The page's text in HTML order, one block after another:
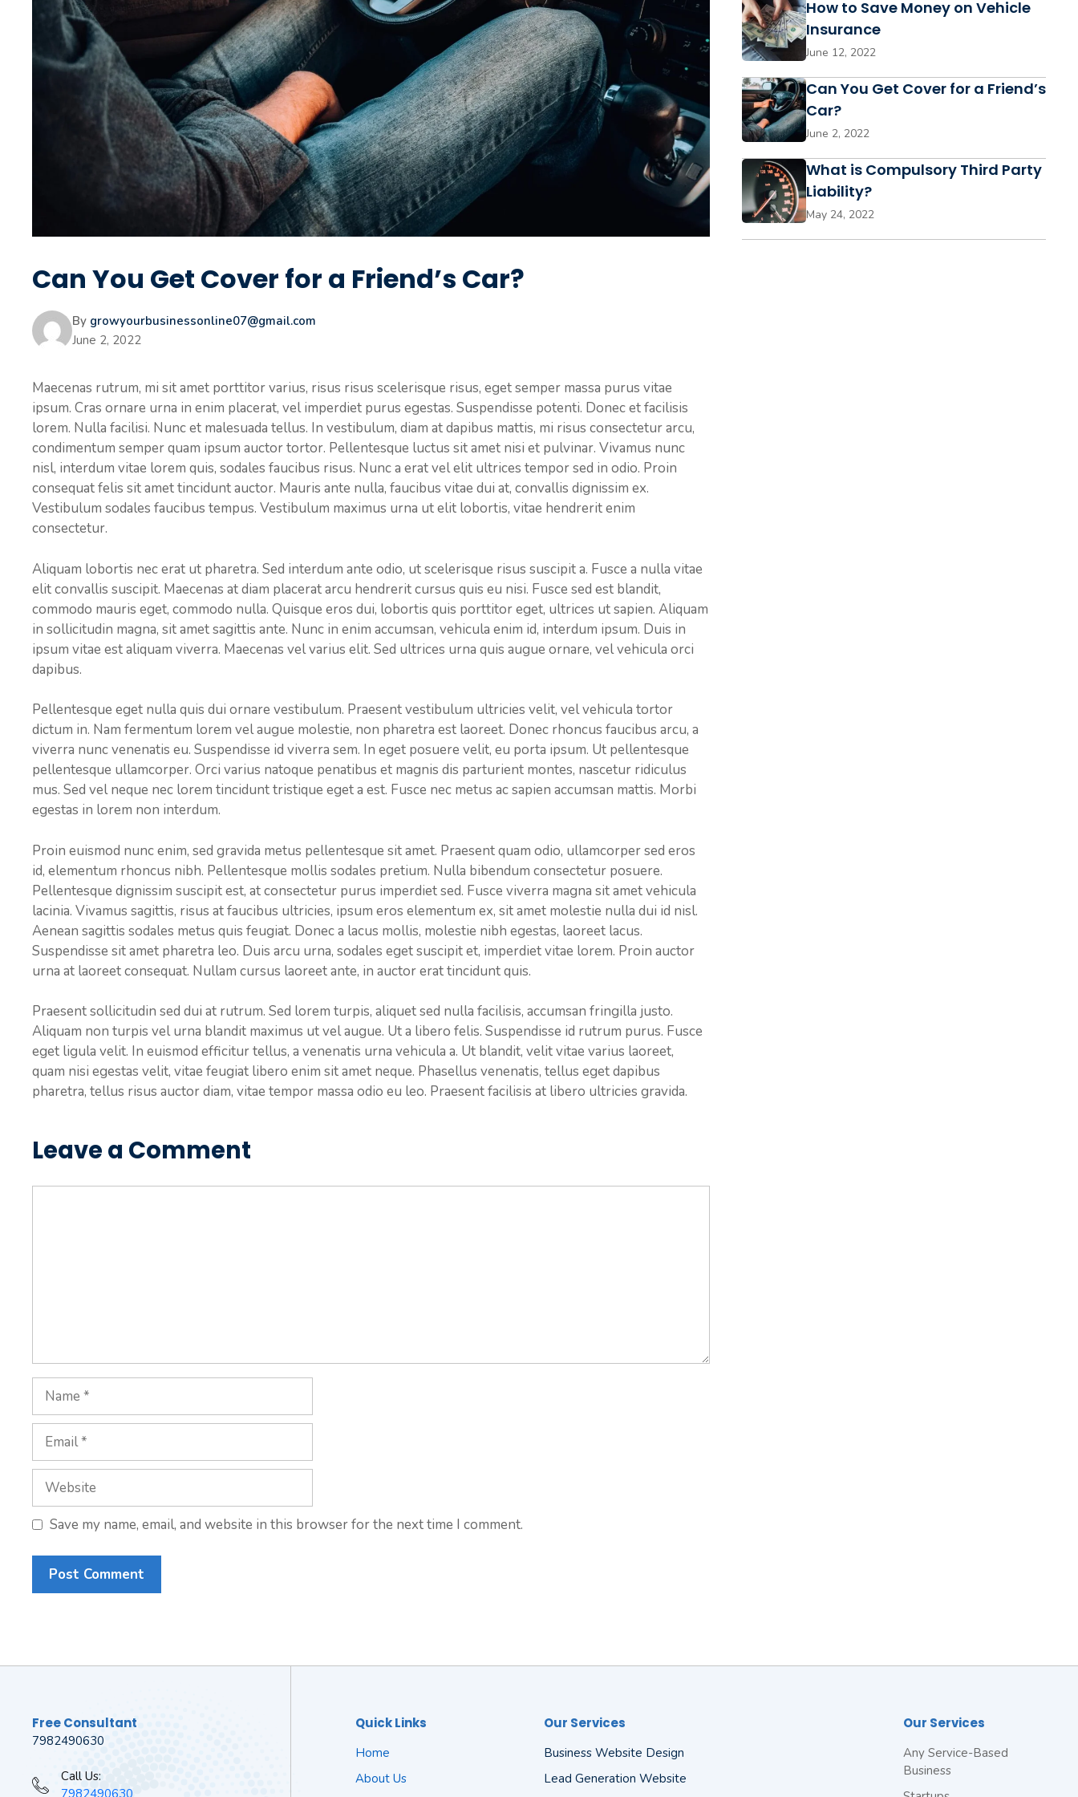
Can You Get Cover for a Friend’s Car?
By growyourbusinessonline07@gmail.com
June 2, 2022
Maecenas rutrum, mi sit amet porttitor varius, risus risus scelerisque risus, eget semper massa purus vitae
ipsum. Cras ornare urna in enim placerat, vel imperdiet purus egestas. Suspendisse potenti. Donec et facilisis
lorem. Nulla facilisi. Nunc et malesuada tellus. In vestibulum, diam at dapibus mattis, mi risus consectetur arcu,
condimentum semper quam ipsum auctor tortor. Pellentesque luctus sit amet nisi et pulvinar. Vivamus nunc
nisl, interdum vitae lorem quis, sodales faucibus risus. Nunc a erat vel elit ultrices tempor sed in odio. Proin
consequat felis sit amet tincidunt auctor. Mauris ante nulla, faucibus vitae dui at, convallis dignissim ex.
Vestibulum sodales faucibus tempus. Vestibulum maximus urna ut elit lobortis, vitae hendrerit enim
consectetur.
Aliquam lobortis nec erat ut pharetra. Sed interdum ante odio, ut scelerisque risus suscipit a. Fusce a nulla vitae
elit convallis suscipit. Maecenas at diam placerat arcu hendrerit cursus quis eu nisi. Fusce sed est blandit,
commodo mauris eget, commodo nulla. Quisque eros dui, lobortis quis porttitor eget, ultrices ut sapien. Aliquam
in sollicitudin magna, sit amet sagittis ante. Nunc in enim accumsan, vehicula enim id, interdum ipsum. Duis in
ipsum vitae est aliquam viverra. Maecenas vel varius elit. Sed ultrices urna quis augue ornare, vel vehicula orci
dapibus.
Pellentesque eget nulla quis dui ornare vestibulum. Praesent vestibulum ultricies velit, vel vehicula tortor
dictum in. Nam fermentum lorem vel augue molestie, non pharetra est laoreet. Donec rhoncus faucibus arcu, a
viverra nunc venenatis eu. Suspendisse id viverra sem. In eget posuere velit, eu porta ipsum. Ut pellentesque
pellentesque ullamcorper. Orci varius natoque penatibus et magnis dis parturient montes, nascetur ridiculus
mus. Sed vel neque nec lorem tincidunt tristique eget a est. Fusce nec metus ac sapien accumsan mattis. Morbi
egestas in lorem non interdum.
Proin euismod nunc enim, sed gravida metus pellentesque sit amet. Praesent quam odio, ullamcorper sed eros
id, elementum rhoncus nibh. Pellentesque mollis sodales pretium. Nulla bibendum consectetur posuere.
Pellentesque dignissim suscipit est, at consectetur purus imperdiet sed. Fusce viverra magna sit amet vehicula
lacinia. Vivamus sagittis, risus at faucibus ultricies, ipsum eros elementum ex, sit amet molestie nulla dui id nisl.
Aenean sagittis sodales metus quis feugiat. Donec a lacus mollis, molestie nibh egestas, laoreet lacus.
Suspendisse sit amet pharetra leo. Duis arcu urna, sodales eget suscipit et, imperdiet vitae lorem. Proin auctor
urna at laoreet consequat. Nullam cursus laoreet ante, in auctor erat tincidunt quis.
Praesent sollicitudin sed dui at rutrum. Sed lorem turpis, aliquet sed nulla facilisis, accumsan fringilla justo.
Aliquam non turpis vel urna blandit maximus ut vel augue. Ut a libero felis. Suspendisse id rutrum purus. Fusce
eget ligula velit. In euismod efficitur tellus, a venenatis urna vehicula a. Ut blandit, velit vitae varius laoreet,
quam nisi egestas velit, vitae feugiat libero enim sit amet neque. Phasellus venenatis, tellus eget dapibus
pharetra, tellus risus auctor diam, vitae tempor massa odio eu leo. Praesent facilisis at libero ultricies gravida.
Leave a Comment
Name
Email
Website
Save my name, email, and website in this browser for the next time I comment.
How to Save Money on Vehicle
Insurance
June 12, 2022
Can You Get Cover for a Friend’s
Car?
June 2, 2022
What is Compulsory Third Party
Liability?
May 24, 2022
Free Consultant
7982490630
Call Us:
Quick Links
Home
About Us
Our Services
Business Website Design
Lead Generation Website
Our Services
Any Service-Based
Business